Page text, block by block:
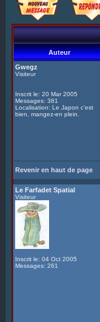
Auteur
Gwegz
Visiteur
Inscrit le: 20 Mar 2005
Messages: 381
Localisation: Le Japon c'est
bien, mangez-en plein.
Revenir en haut de page
Le Farfadet Spatial
Visiteur
Inscrit le: 04 Oct 2005
Messages: 261